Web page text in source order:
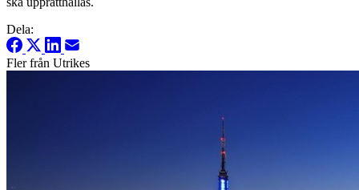
Dela:
Fler från Utrikes